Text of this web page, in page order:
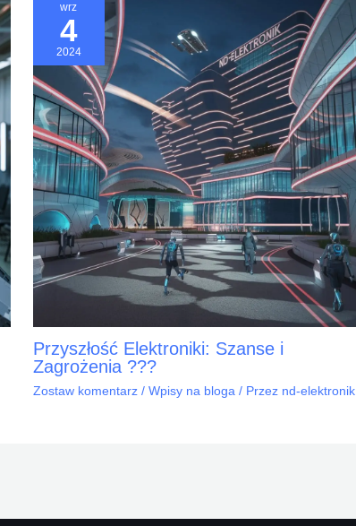
wrz
4
2024
Przyszłość Elektroniki: Szanse i
Zagrożenia ???
Zostaw komentarz / Wpisy na bloga / Przez nd-elektronik